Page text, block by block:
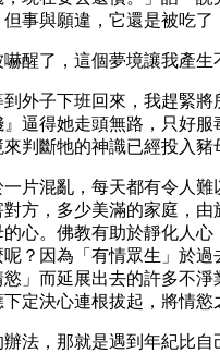
事與願違，它還是被吃
醒了，這個夢境讓我產
外子下班回來，我趕緊
逼得她走頭無路，只好
判斷牠的神識已經投入
一片混亂，每天都有令人
方，多少美滿的家庭，
心。佛教有助於靜化人
？因為「有情眾生」於
」而延展出去的許多不
定決心連根拔起，將情慾
法，那就是遇到年紀比